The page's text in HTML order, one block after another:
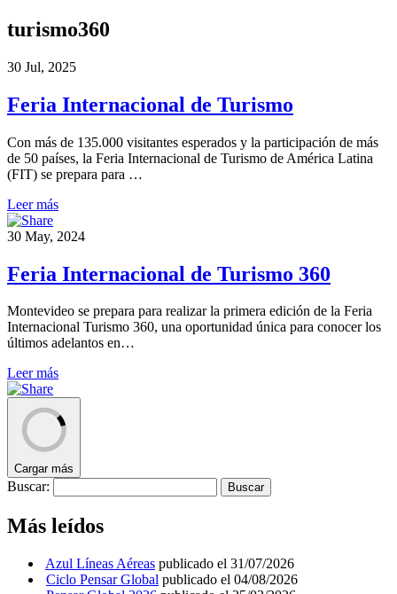
turismo360
30 Jul, 2025
Feria Internacional de Turismo
Con más de 135.000 visitantes esperados y la participación de más
de 50 países, la Feria Internacional de Turismo de América Latina
(FIT) se prepara para …
Leer más
30 May, 2024
Feria Internacional de Turismo 360
Montevideo se prepara para realizar la primera edición de la Feria
Internacional Turismo 360, una oportunidad única para conocer los
últimos adelantos en…
Leer más
Cargar más
Buscar:
Más leídos
Azul Líneas Aéreas publicado el 31/07/2026
Ciclo Pensar Global publicado el 04/08/2026